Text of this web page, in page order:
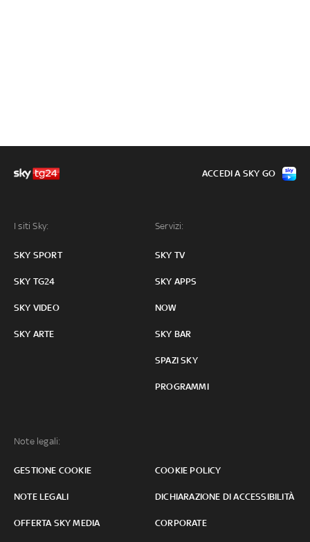
I siti Sky:
SKY SPORT
SKY TG24
SKY VIDEO
SKY ARTE
Servizi:
SKY TV
SKY APPS
NOW
SKY BAR
SPAZI SKY
PROGRAMMI
Note legali:
GESTIONE COOKIE COOKIE POLICY
NOTE LEGALI DICHIARAZIONE DI ACCESSIBILITÀ
OFFERTA SKY MEDIA CORPORATE
ACCEDI A SKY GO